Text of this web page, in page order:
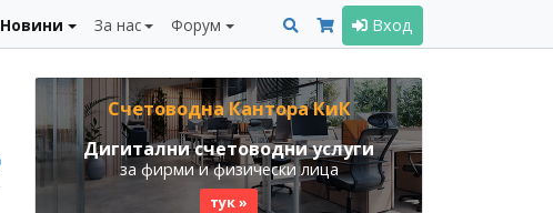
Новини За нас Форум Вход
Счетоводна Кантора КиК
Дигитални счетоводни услуги
за фирми и физически лица
тук »